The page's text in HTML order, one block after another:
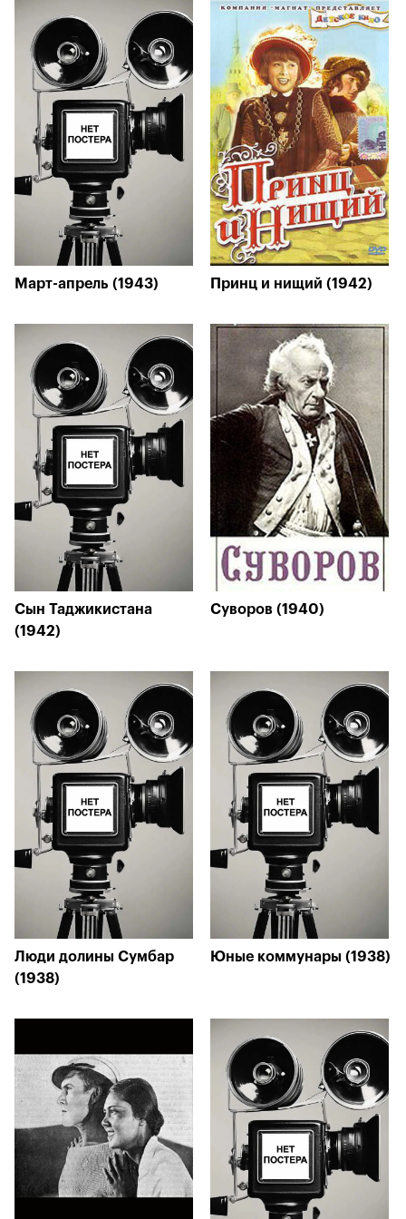
Март-апрель (1943) Принц и нищий (1942)
Сын Таджикистана
(1942)
Суворов (1940)
Люди долины Сумбар
(1938)
Юные коммунары (1938)